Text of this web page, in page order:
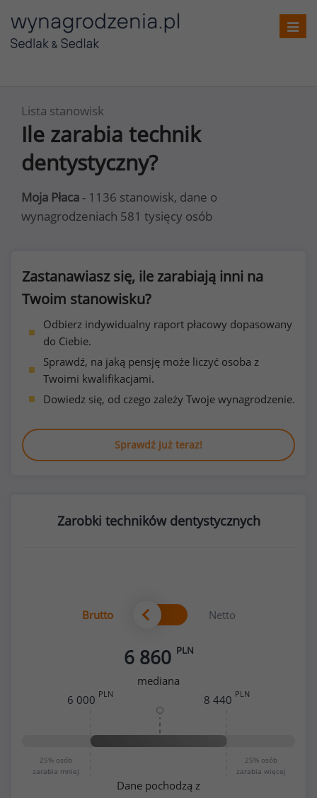
Lista stanowisk
Ile zarabia technik
dentystyczny?
Moja Płaca - 1136 stanowisk, dane o
wynagrodzeniach 581 tysięcy osób
Zastanawiasz się, ile zarabiają inni na
Twoim stanowisku?
Odbierz indywidualny raport płacowy dopasowany
do Ciebie.
Sprawdź, na jaką pensję może liczyć osoba z
Twoimi kwalifikacjami.
Dowiedz się, od czego zależy Twoje wynagrodzenie.
Sprawdź już teraz!
Zarobki techników dentystycznych
Brutto Netto
6 860 PLN
mediana
25% osób
zarabia mniej
25% osób
zarabia więcej
6 000 PLN 8 440 PLN
Dane pochodzą z